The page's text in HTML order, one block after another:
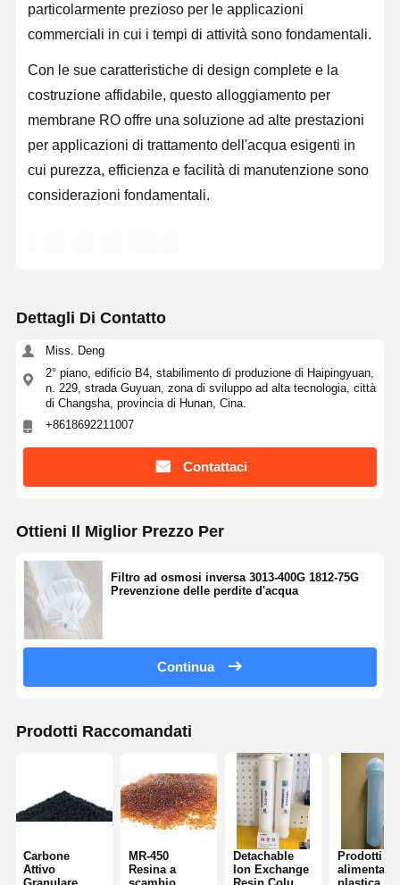
particolarmente prezioso per le applicazioni
commerciali in cui i tempi di attività sono fondamentali.
Con le sue caratteristiche di design complete e la
costruzione affidabile, questo alloggiamento per
membrane RO offre una soluzione ad alte prestazioni
per applicazioni di trattamento dell'acqua esigenti in
cui purezza, efficienza e facilità di manutenzione sono
considerazioni fondamentali.
Dettagli Di Contatto
Miss. Deng
2° piano, edificio B4, stabilimento di produzione di Haipingyuan,
n. 229, strada Guyuan, zona di sviluppo ad alta tecnologia, città
di Changsha, provincia di Hunan, Cina.
+8618692211007
Contattaci
Ottieni Il Miglior Prezzo Per
Filtro ad osmosi inversa 3013-400G 1812-75G
Prevenzione delle perdite d'acqua
Continua
Prodotti Raccomandati
Carbone
Attivo
MR-450
Resina a
Detachable
Ion Exchange
Prodotti
alimentari